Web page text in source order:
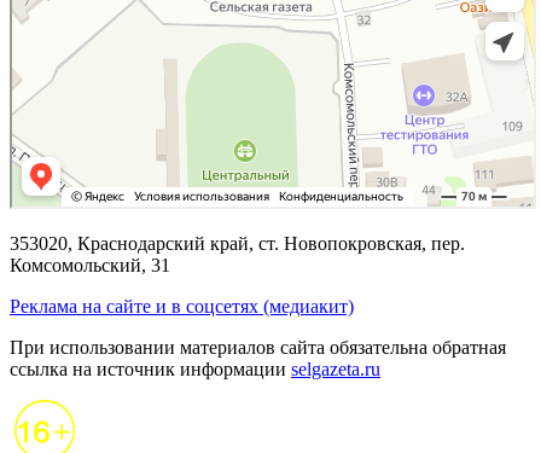
353020, Краснодарский край, ст. Новопокровская, пер.
Комсомольский, 31
Реклама на сайте и в соцсетях (медиакит)
При использовании материалов сайта обязательна обратная
ссылка на источник информации selgazeta.ru